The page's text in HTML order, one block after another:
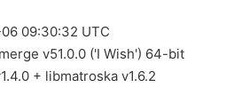
09:30:32 UTC
v51.0.0 ('I Wish') 64-bit
+ libmatroska v1.6.2